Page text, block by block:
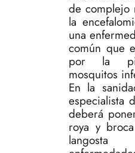
de complejo
la
una
común que
por la
mosquitos
En la
especialista
deberá
roya y
langosta